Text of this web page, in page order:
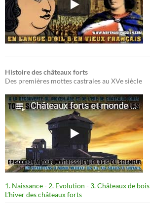
Histoire des châteaux forts
Des premières mottes castrales au XVe siècle
1. Naissance- 2. Evolution - 3. Châteaux de bois
L’hiver des châteaux forts